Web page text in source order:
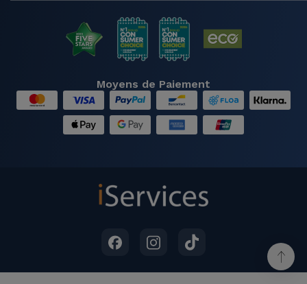
Moyens de Paiement